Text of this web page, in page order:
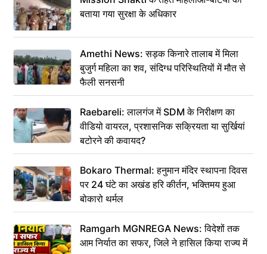
बताया गया सुरक्षा के अधिकार
Amethi News: सड़क किनारे तालाब में मिला
बुजुर्ग महिला का शव, संदिग्ध परिस्थितियों में मौत से
फैली सनसनी
Raebareli: लालगंज में SDM के निरीक्षण का
वीडियो वायरल, प्रशासनिक सक्रियता या सुर्खियां
बटोरने की कवायद?
Bokaro Thermal: हनुमान मंदिर स्थापना दिवस
पर 24 घंटे का अखंड हरि कीर्तन, भक्तिमय हुआ
बोकारो थर्मल
Ramgarh MGNREGA News: विदेशों तक
आम निर्यात का सफर, जिले ने हासिल किया राज्य में